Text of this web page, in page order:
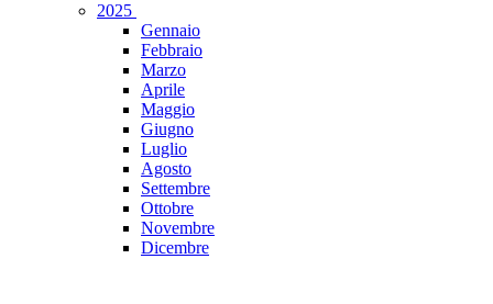
2025
Gennaio
Febbraio
Marzo
Aprile
Maggio
Giugno
Luglio
Agosto
Settembre
Ottobre
Novembre
Dicembre